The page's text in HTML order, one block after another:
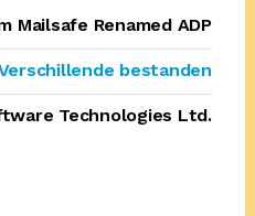
Mailsafe Renamed ADP
bestanden
Technologies Ltd.